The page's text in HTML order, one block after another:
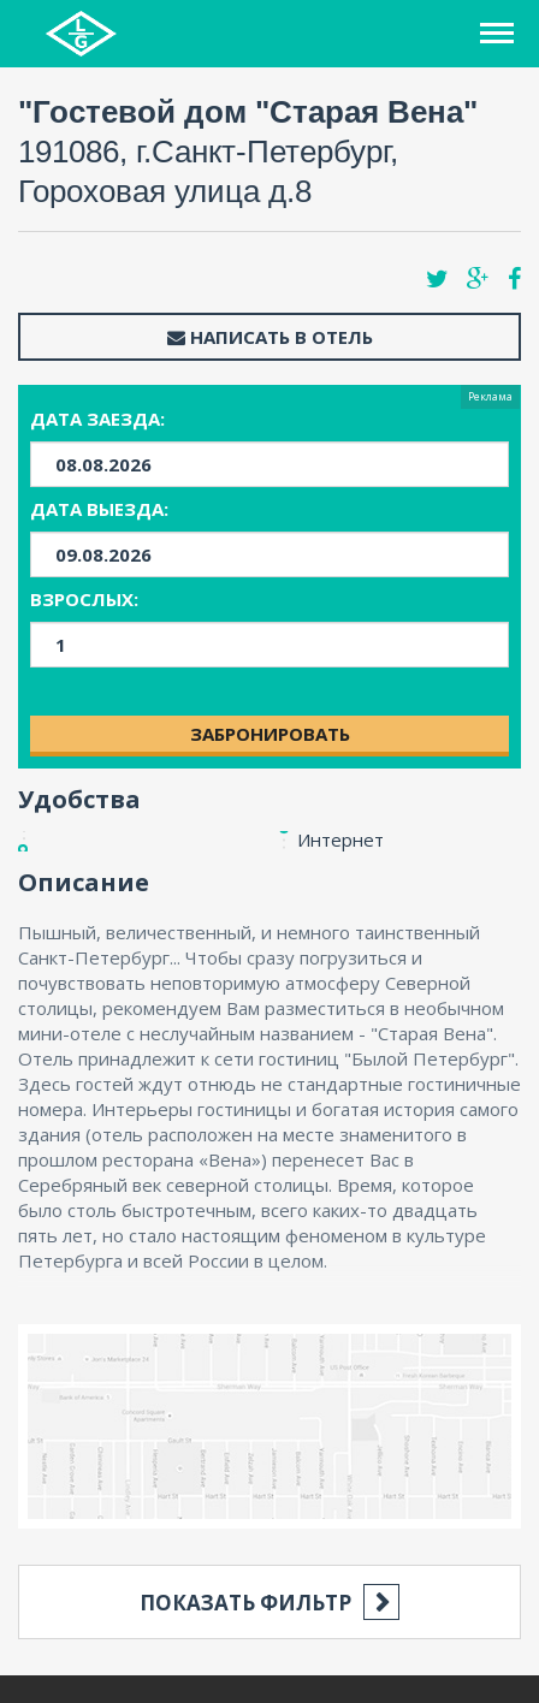
"Гостевой дом "Старая Вена"
191086, г.Санкт-Петербург,
Гороховая улица д.8
НАПИСАТЬ В ОТЕЛЬ
Реклама
ДАТА ЗАЕЗДА:
ДАТА ВЫЕЗДА:
ВЗРОСЛЫХ:
ЗАБРОНИРОВАТЬ
Удобства
Интернет
Описание
Пышный, величественный, и немного таинственный
Санкт-Петербург... Чтобы сразу погрузиться и
почувствовать неповторимую атмосферу Северной
столицы, рекомендуем Вам разместиться в необычном
мини-отеле с неслучайным названием - "Старая Вена".
Отель принадлежит к сети гостиниц "Былой Петербург".
Здесь гостей ждут отнюдь не стандартные гостиничные
номера. Интерьеры гостиницы и богатая история самого
здания (отель расположен на месте знаменитого в
прошлом ресторана «Вена») перенесет Вас в
Серебряный век северной столицы. Время, которое
было столь быстротечным, всего каких-то двадцать
пять лет, но стало настоящим феноменом в культуре
Петербурга и всей России в целом.
ПОКАЗАТЬ ФИЛЬТР